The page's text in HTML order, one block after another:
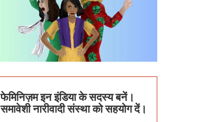
फेमिनिज़म इन इंडिया के सदस्य बनें।
समावेशी नारीवादी संस्था को सहयोग दें।